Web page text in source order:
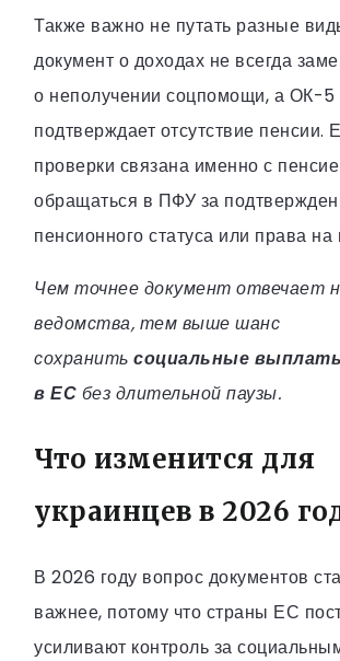
Также важно не путать разные
документ о доходах не всегда
о неполучении соцпомощи, а ОК-5
подтверждает отсутствие пенсии.
проверки связана именно с
обращаться в ПФУ за
пенсионного статуса или права
Чем точнее документ отвечает
ведомства, тем выше шанс
сохранить социальные
в ЕС без длительной паузы.
Что изменится для
украинцев в 2026
В 2026 году вопрос документов
важнее, потому что страны ЕС
усиливают контроль за